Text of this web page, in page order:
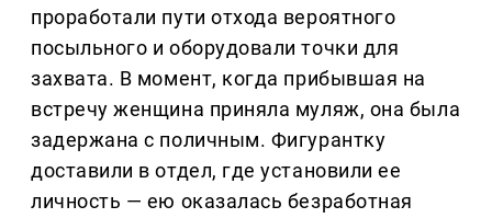
проработали пути отхода вероятного
посыльного и оборудовали точки для
захвата. В момент, когда прибывшая на
встречу женщина приняла муляж, она была
задержана с поличным. Фигурантку
доставили в отдел, где установили ее
личность — ею оказалась безработная